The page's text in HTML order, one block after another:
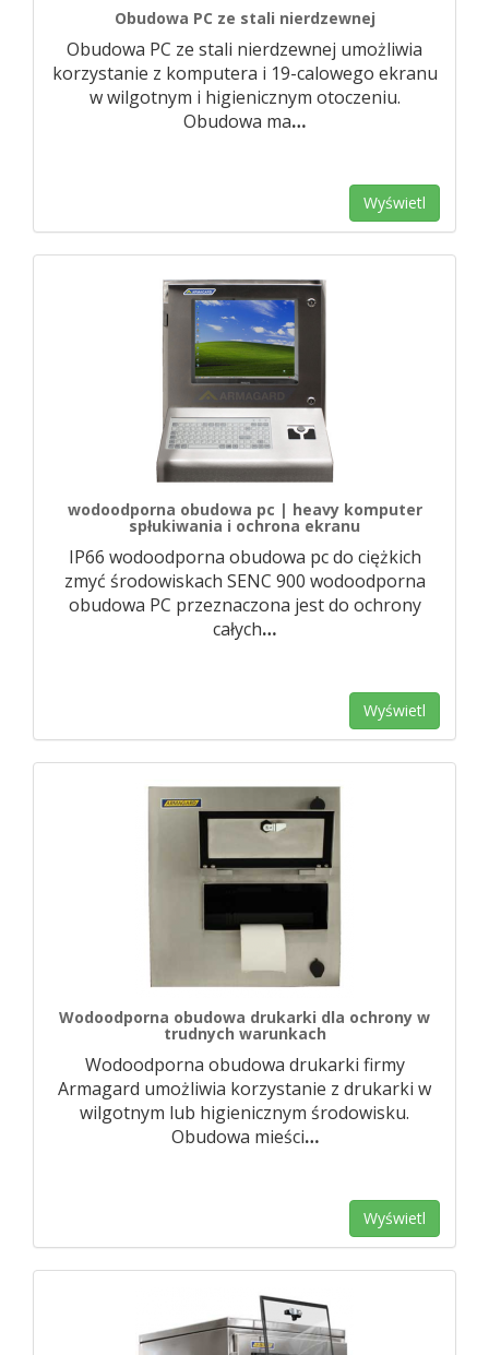
Obudowa PC ze stali nierdzewnej
Obudowa PC ze stali nierdzewnej umożliwia
korzystanie z komputera i 19-calowego ekranu
w wilgotnym i higienicznym otoczeniu.
Obudowa ma…
Wyświetl
wodoodporna obudowa pc | heavy komputer
spłukiwania i ochrona ekranu
IP66 wodoodporna obudowa pc do ciężkich
zmyć środowiskach SENC 900 wodoodporna
obudowa PC przeznaczona jest do ochrony
całych…
Wyświetl
Wodoodporna obudowa drukarki dla ochrony w
trudnych warunkach
Wodoodporna obudowa drukarki firmy
Armagard umożliwia korzystanie z drukarki w
wilgotnym lub higienicznym środowisku.
Obudowa mieści…
Wyświetl